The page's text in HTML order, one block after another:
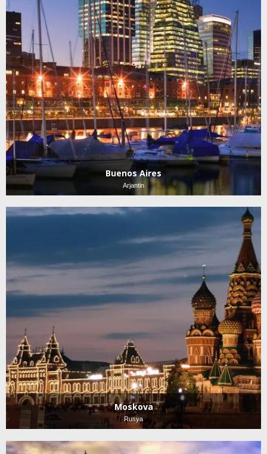
Buenos Aires
Arjantin
Moskova
Rusya